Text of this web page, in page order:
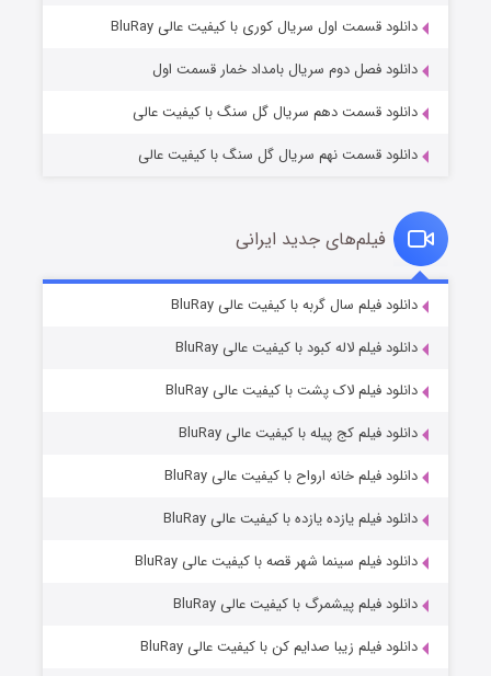
قسمت۲ (زیرنویس) منتشر شد
قسمت۲ (زیرنویس) منتشر شد
دانلود قسمت اول سریال کوری با کیفیت عالی BluRay
دانلود فصل دوم سریال بامداد خمار قسمت اول
دانلود قسمت دهم سریال گل سنگ با کیفیت عالی
دانلود قسمت نهم سریال گل سنگ با کیفیت عالی
فیلم‌های جدید ایرانی
دانلود فیلم سال گربه با کیفیت عالی BluRay
دانلود فیلم لاله کبود با کیفیت عالی BluRay
دانلود فیلم لاک پشت با کیفیت عالی BluRay
دانلود فیلم کج‌ پیله با کیفیت عالی BluRay
دانلود فیلم خانه ارواح با کیفیت عالی BluRay
دانلود فیلم یازده یازده با کیفیت عالی BluRay
دانلود فیلم سینما شهر قصه با کیفیت عالی BluRay
دانلود فیلم پیشمرگ با کیفیت عالی BluRay
دانلود فیلم زیبا صدایم کن با کیفیت عالی BluRay